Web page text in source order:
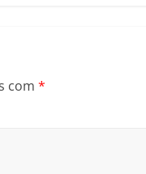
com *